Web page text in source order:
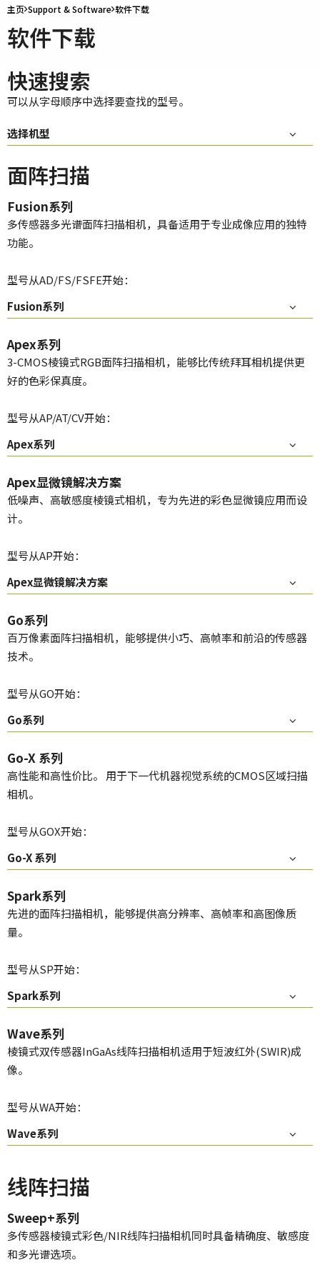
主页 Support & Software 软件下载
软件下载
快速搜索
可以从字母顺序中选择要查找的型号。
选择机型
面阵扫描
Fusion系列
多传感器多光谱面阵扫描相机，具备适用于专业成像应用的独特
功能。
型号从AD/FS/FSFE开始：
Fusion系列
Apex系列
3-CMOS棱镜式RGB面阵扫描相机，能够比传统拜耳相机提供更
好的色彩保真度。
型号从AP/AT/CV开始：
Apex系列
Apex显微镜解决方案
低噪声、高敏感度棱镜式相机，专为先进的彩色显微镜应用而设
计。
型号从AP开始：
Apex显微镜解决方案
Go系列
百万像素面阵扫描相机，能够提供小巧、高帧率和前沿的传感器
技术。
型号从GO开始：
Go系列
Go-X 系列
高性能和高性价比。 用于下一代机器视觉系统的CMOS区域扫描
相机。
型号从GOX开始：
Go-X 系列
Spark系列
先进的面阵扫描相机，能够提供高分辨率、高帧率和高图像质
量。
型号从SP开始：
Spark系列
Wave系列
棱镜式双传感器InGaAs线阵扫描相机适用于短波红外(SWIR)成
像。
型号从WA开始：
Wave系列
线阵扫描
Sweep+系列
多传感器棱镜式彩色/NIR线阵扫描相机同时具备精确度、敏感度
和多光谱选项。